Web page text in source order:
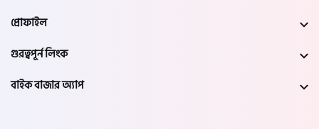
প্রোফাইল
গুরত্বপূর্ন লিংক
বাইক বাজার অ্যাপ